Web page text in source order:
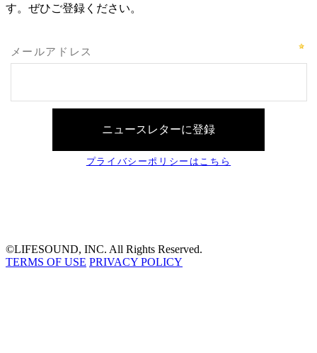
す。ぜひご登録ください。
©LIFESOUND, INC. All Rights Reserved.
TERMS OF USE PRIVACY POLICY